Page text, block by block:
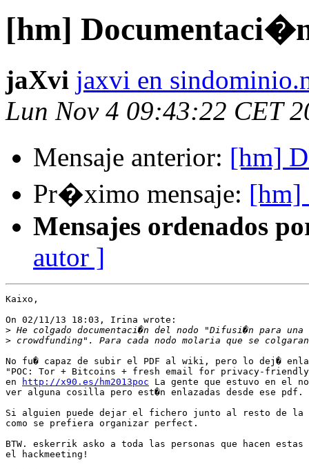
[hm]
jaXvi jaxvi en
Lun Nov 4 09:43:22 CET
Mensaje anterior: [hm]
Pr�ximo mensaje: [hm]
Mensajes ordenados
autor ]
Kaixo,
On 02/11/13 18:03, Irina wrote:
>
>
No fu� capaz de subir el PDF al wiki, pero lo dej�
"POC: Tor + Bitcoins + fresh email for privacy-
en
http://x90.es/hm2013poc La gente que estuvo en el
ver alguna cosilla pero est�n enlazadas desde ese pdf.
Si alguien puede dejar el fichero junto al resto de
como se prefiera organizar perfect.
BTW. eskerrik asko a toda las personas que hacen
el hackmeeting!